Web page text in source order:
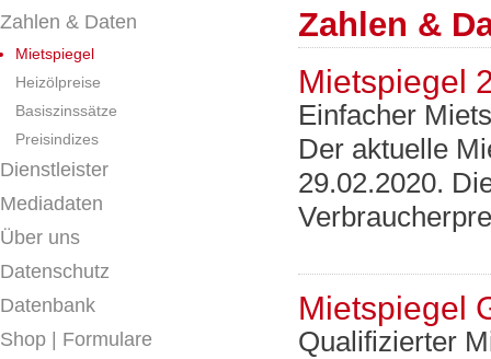
Zahlen & Daten
Mietspiegel
Heizölpreise
Basiszinssätze
Preisindizes
Dienstleister
Mediadaten
Über uns
Datenschutz
Datenbank
Shop | Formulare
Zahlen &
Mietspiegel
Einfacher
Der aktuelle
29.02.2020.
Mietspiegel
Qualifizierter